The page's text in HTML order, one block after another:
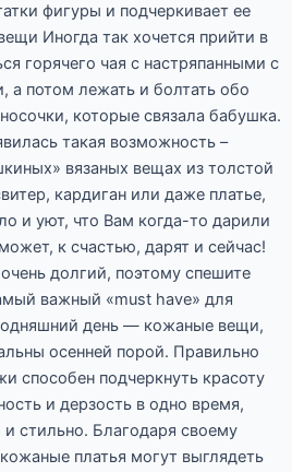
фигуры и подчеркивает ее
Иногда так хочется прийти в
горячего чая с настряпанными с
потом лежать и болтать обо
которые связала бабушка.
такая возможность –
вязаных вещах из толстой
кардиган или даже платье,
и уют, что Вам когда-то дарили
к счастью, дарят и сейчас!
долгий, поэтому спешите
важный «must have» для
день — кожаные вещи,
осенней порой. Правильно
способен подчеркнуть красоту
и дерзость в одно время,
и стильно. Благодаря своему
платья могут выглядеть